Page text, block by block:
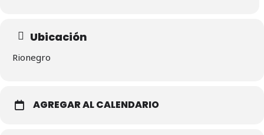
Ubicación
Rionegro
AGREGAR AL CALENDARIO